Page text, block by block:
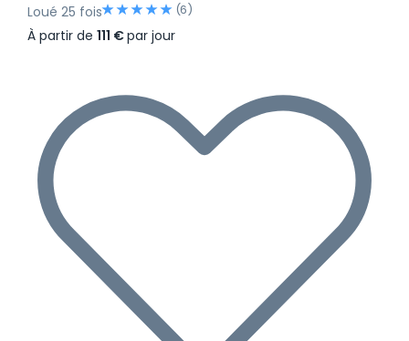
Loué 25 fois
(6)
À partir de 111 €par jour